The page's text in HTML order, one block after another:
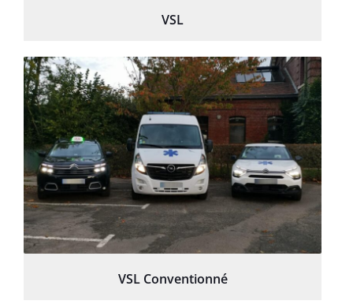
VSL
VSL Conventionné